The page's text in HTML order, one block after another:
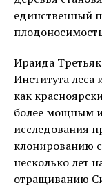
единственный
Ираида
Института
как
более мощным
исследования
клонированию
несколько лет
отращиванию